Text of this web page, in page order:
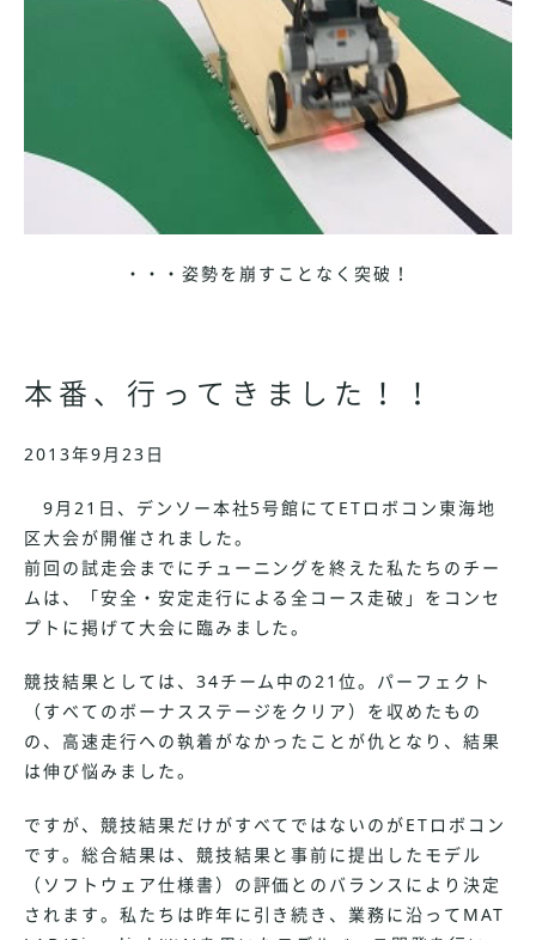
・・・姿勢を崩すことなく突破！
本番、行ってきました！！
2013年9月23日
9月21日、デンソー本社5号館にてETロボコン東海地
区大会が開催されました。
前回の試走会までにチューニングを終えた私たちのチー
ムは、「安全・安定走行による全コース走破」をコンセ
プトに掲げて大会に臨みました。
競技結果としては、34チーム中の21位。パーフェクト
（すべてのボーナスステージをクリア）を収めたもの
の、高速走行への執着がなかったことが仇となり、結果
は伸び悩みました。
ですが、競技結果だけがすべてではないのがETロボコン
です。総合結果は、競技結果と事前に提出したモデル
（ソフトウェア仕様書）の評価とのバランスにより決定
されます。私たちは昨年に引き続き、業務に沿ってMAT